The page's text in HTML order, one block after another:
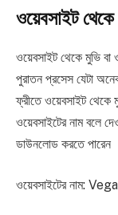
ওয়েবসাইট
ওয়েবসাইট থেকে মুভি
পুরাতন প্রসেস যেটা
ফ্রীতে ওয়েবসাইট
ওয়েবসাইটের নাম বলে
ডাউনলোড করতে পারেন
ওয়েবসাইটের নাম: